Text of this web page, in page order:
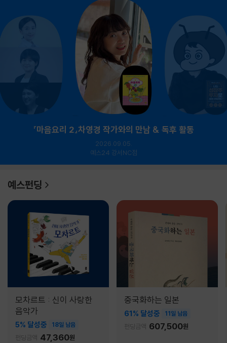
『마음요리 2』차영경 작가와의 만남 & 독후 활동
2026.09.05.
예스24 강서NC점
예스펀딩
모차르트 : 신이 사랑한
음악가
5% 달성중 18일 남음
펀딩금액 47,360원
중국화하는 일본
61% 달성중 11일 남음
펀딩금액 607,500원